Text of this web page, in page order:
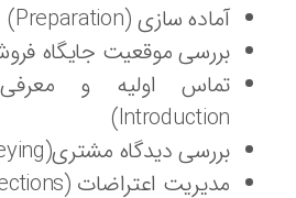
آماده سازی (Preparation)
بررسی موقعیت جایگاه فروش (Qualifying)
Introduction)
بررسی دیدگاه مشتری(Surveying)
مدیریت اعتراضات (Handling Objections)